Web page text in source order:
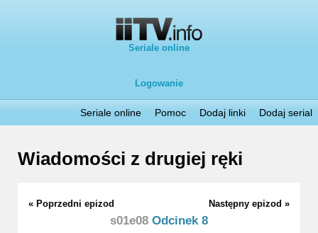
Seriale online
Logowanie
Seriale online Pomoc Dodaj linki Dodaj serial
Wiadomości z drugiej ręki
« Poprzedni epizod Następny epizod »
s01e08 Odcinek 8